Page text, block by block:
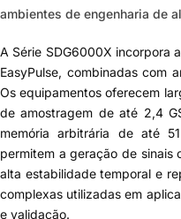
ambientes de engenharia de
A Série SDG6000X incorpora
EasyPulse, combinadas com
Os equipamentos oferecem
de amostragem de até 2,4
memória arbitrária de até
permitem a geração de sinais
alta estabilidade temporal e
complexas utilizadas em
e validação.